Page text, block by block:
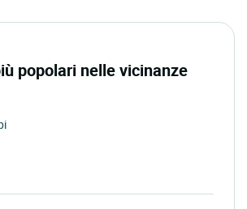
popolari nelle vicinanze